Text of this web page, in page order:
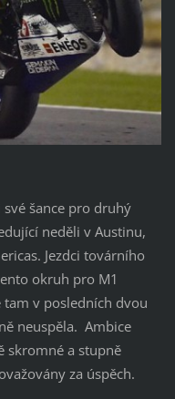
šance pro druhý
neděli v Austinu,
Jezdci továrního
okruh pro M1
tam v posledních dvou
neuspěla. Ambice
skromné a stupně
za úspěch.